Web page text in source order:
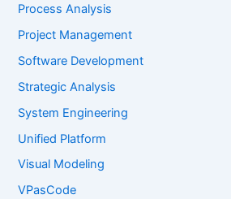
Process Analysis
Project Management
Software Development
Strategic Analysis
System Engineering
Unified Platform
Visual Modeling
VPasCode